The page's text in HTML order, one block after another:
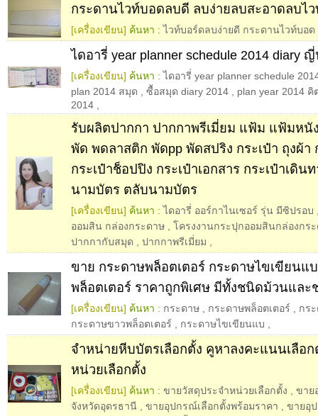
กระดานไวท์บอดลบดี ลบง่ายลบสะอาดลบไ
[เครื่องเขียน] ค้นหา : ไวท์บอร์ดลบง่ายดี กระดานไวท์บอด
ไดอารี่ year planner schedule 2014 diary
[เครื่องเขียน] ค้นหา : ไดอารี่ year planner schedule
plan 2014 สมุด
ซื้อสมุด diary 2014
plan year 2014 คิ
2014
รับผลิตปากกา ปากกาพรีเมี่ยม แฟ้ม แฟ้มหนั
พัด พดลาสติก พัดpp พัดสปริง กระเป๋า ถุงผ้า
กระเป๋าช็อปปิง กระเป๋าเอกสาร กระเป๋าเดิน
นามบัตร ตลับนามบัตร
[เครื่องเขียน] ค้นหา : ไดอารี่ ออร์กาไนเซอร์ รุ่น มีซิปรอบ
ออมสิน กล่องกระดาษ
โครงงานกระปุกออมสินกล่องกร
ปากกากับสมุด
ปากกาพรีเมี่ยม
ขาย กระดาษพล็อตเตอร์ กระดาษไขเขียนแ
พล็อตเตอร์ ราคาถูกพิเศษ มีทั้งชนิดม้วนแล
[เครื่องเขียน] ค้นหา : กระดาษ กระดาษพล็อตเตอร์
กร
กระดาษขาวพล็อตเตอร์
กระดาษไขเขียนแบ
จำหน่ายหีบบัตรเลือกตั้ง คูหาลงคะแนนเลือก
หน่วยเลือกตั้ง
[เครื่องเขียน] ค้นหา : ขายวัสดุประจำหน่วยเลือกตั้ง
ขาย
จังหวัดอุดรธานี
ขายอุปกรณ์เลือกตั้งพร้อมราคา
ขายอุ